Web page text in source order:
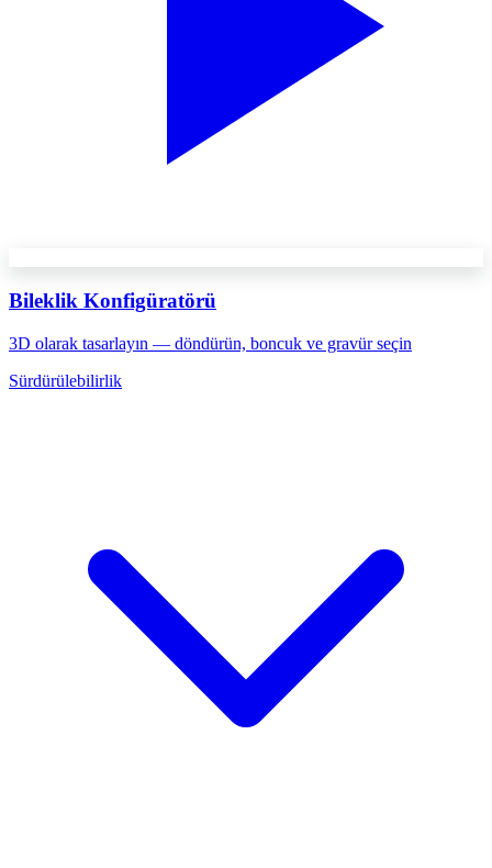
Bileklik Konfigüratörü
3D olarak tasarlayın — döndürün, boncuk ve gravür seçin
Sürdürülebilirlik